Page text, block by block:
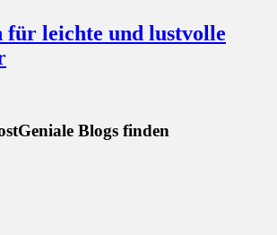
für leichte und lustvolle
Geniale Blogs finden